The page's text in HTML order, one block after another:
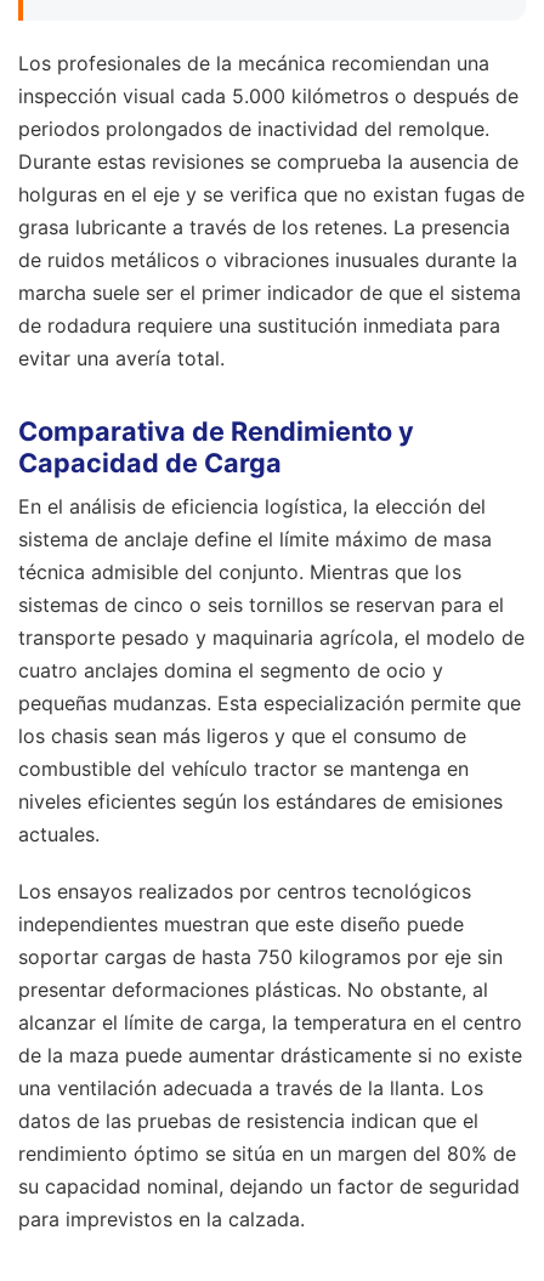
Los profesionales de la mecánica recomiendan una
inspección visual cada 5.000 kilómetros o después de
periodos prolongados de inactividad del remolque.
Durante estas revisiones se comprueba la ausencia de
holguras en el eje y se verifica que no existan fugas de
grasa lubricante a través de los retenes. La presencia
de ruidos metálicos o vibraciones inusuales durante la
marcha suele ser el primer indicador de que el sistema
de rodadura requiere una sustitución inmediata para
evitar una avería total.
Comparativa de Rendimiento y
Capacidad de Carga
En el análisis de eficiencia logística, la elección del
sistema de anclaje define el límite máximo de masa
técnica admisible del conjunto. Mientras que los
sistemas de cinco o seis tornillos se reservan para el
transporte pesado y maquinaria agrícola, el modelo de
cuatro anclajes domina el segmento de ocio y
pequeñas mudanzas. Esta especialización permite que
los chasis sean más ligeros y que el consumo de
combustible del vehículo tractor se mantenga en
niveles eficientes según los estándares de emisiones
actuales.
Los ensayos realizados por centros tecnológicos
independientes muestran que este diseño puede
soportar cargas de hasta 750 kilogramos por eje sin
presentar deformaciones plásticas. No obstante, al
alcanzar el límite de carga, la temperatura en el centro
de la maza puede aumentar drásticamente si no existe
una ventilación adecuada a través de la llanta. Los
datos de las pruebas de resistencia indican que el
rendimiento óptimo se sitúa en un margen del 80% de
su capacidad nominal, dejando un factor de seguridad
para imprevistos en la calzada.